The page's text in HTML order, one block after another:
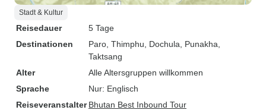
Stadt & Kultur
Reisedauer
5 Tage
Destinationen
Paro , Thimphu , Dochula , Punakha
Taktsang
Alter
Alle Altersgruppen willkommen
Sprache
Nur: Englisch
Reiseveranstalter Bhutan Best Inbound Tour